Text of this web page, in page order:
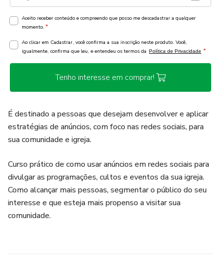
Aceito receber conteúdo e compreendo que posso me descadastrar a qualquer
momento. *
Ao clicar em Cadastrar, você confirma a sua inscrição neste produto. Você,
igualmente, confirma que leu, e entendeu os termos da Política de Privacidade *
Tenho interesse em comprar!
É destinado a pessoas que desejam desenvolver e aplicar
estratégias de anúncios, com foco nas redes sociais, para
sua comunidade e igreja.
Curso prático de como usar anúncios em redes sociais para
divulgar as programações, cultos e eventos da sua igreja.
Como alcançar mais pessoas, segmentar o público do seu
interesse e que esteja mais propenso a visitar sua
comunidade.